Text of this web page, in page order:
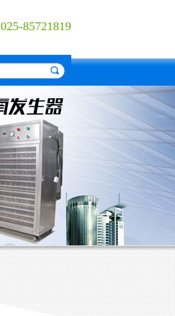
025-85721819